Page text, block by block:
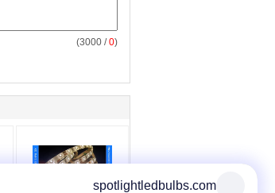
(
0
/ 3000)
spotlightledbulbs.com